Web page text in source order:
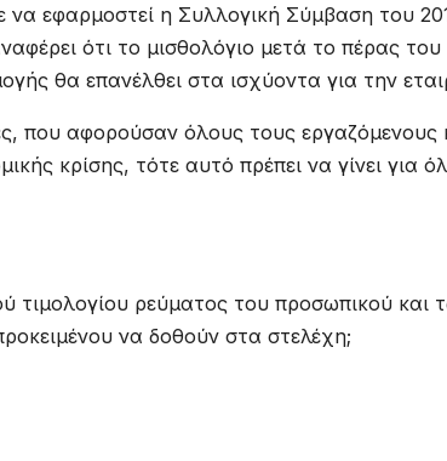
να εφαρμοστεί η Συλλογική Σύμβαση του
ότι το μισθολόγιο μετά το πέρας
θα επανέλθει στα ισχύοντα για την
που αφορούσαν όλους τους
κρίσης, τότε αυτό πρέπει να γίνει για
τιμολογίου ρεύματος του προσωπικού και
να δοθούν στα στελέχη;